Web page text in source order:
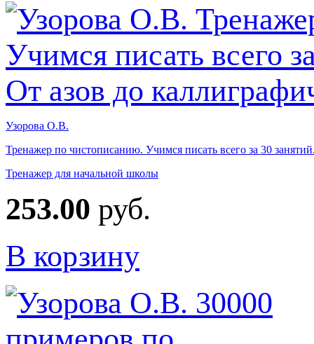
Узорова О.В.
Тренажер по чистописанию. Учимся писать всего за 30
Тренажер для начальной школы
253.00 руб.
В корзину